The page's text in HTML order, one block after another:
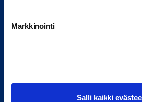
Markkinointi
Salli kaikki
Palvelut ja toimipisteet
Jätä yhteydenottopyyntö
Toimivan elämän